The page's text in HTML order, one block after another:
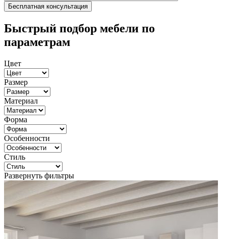
Быстрый подбор мебели по
параметрам
Цвет
Размер
Материал
Форма
Особенности
Стиль
Развернуть фильтры